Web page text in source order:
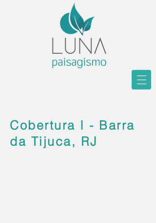
Cobertura I - Barra
da Tijuca, RJ